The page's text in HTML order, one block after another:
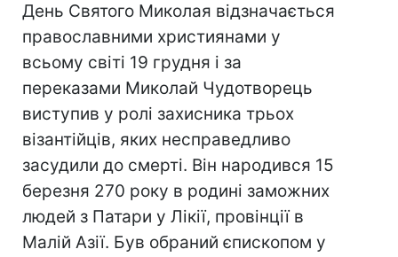
День Святого Миколая відзначається
православними християнами у
всьому світі 19 грудня і за
переказами Миколай Чудотворець
виступив у ролі захисника трьох
візантійців, яких несправедливо
засудили до смерті. Він народився 15
березня 270 року в родині заможних
людей з Патари у Лікії, провінції в
Малій Азії. Був обраний єпископом у